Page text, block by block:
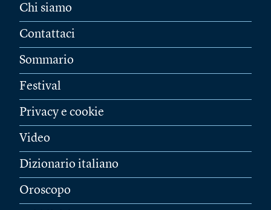
Chi siamo
Contattaci
Sommario
Festival
Privacy e cookie
Video
Dizionario italiano
Oroscopo